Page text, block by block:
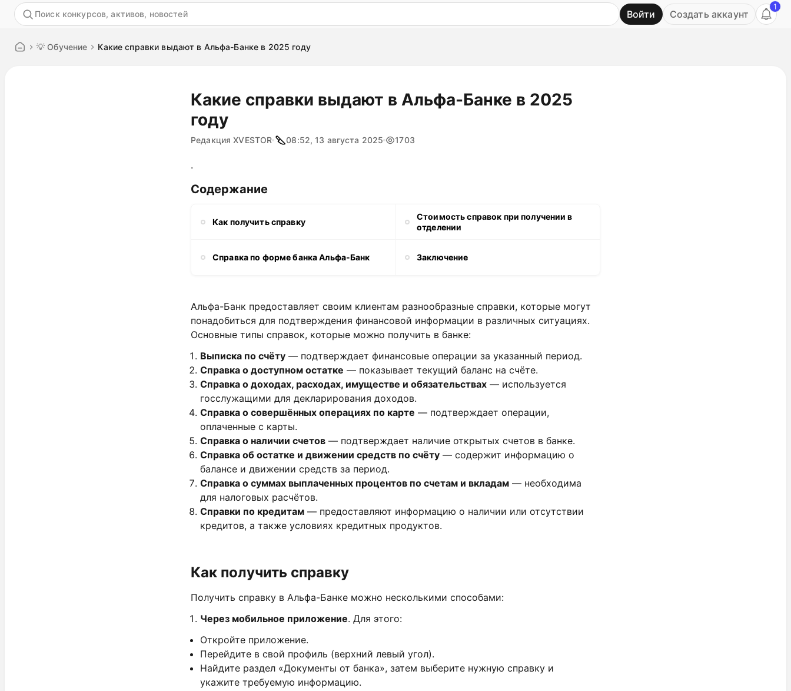
Войти Создать аккаунт
1
💡 Обучение Какие справки выдают в Альфа-Банке в 2025 году
Какие справки выдают в Альфа-Банке в 2025
году
Редакция XVESTOR 08:52, 13 августа 2025 1703
.
Содержание
Как получить справку
Стоимость справок при получении в
отделении
Справка по форме банка Альфа-Банк Заключение
Альфа-Банк предоставляет своим клиентам разнообразные справки, которые могут
понадобиться для подтверждения финансовой информации в различных ситуациях.
Основные типы справок, которые можно получить в банке:
Выписка по счёту — подтверждает финансовые операции за указанный период.
Справка о доступном остатке — показывает текущий баланс на счёте.
Справка о доходах, расходах, имуществе и обязательствах — используется
госслужащими для декларирования доходов.
Справка о совершённых операциях по карте — подтверждает операции,
оплаченные с карты.
Справка о наличии счетов — подтверждает наличие открытых счетов в банке.
Справка об остатке и движении средств по счёту — содержит информацию о
балансе и движении средств за период.
Справка о суммах выплаченных процентов по счетам и вкладам — необходима
для налоговых расчётов.
Справки по кредитам — предоставляют информацию о наличии или отсутствии
кредитов, а также условиях кредитных продуктов.
Как получить справку
Получить справку в Альфа-Банке можно несколькими способами:
Через мобильное приложение. Для этого:
Откройте приложение.
Перейдите в свой профиль (верхний левый угол).
Найдите раздел «Документы от банка», затем выберите нужную справку и
укажите требуемую информацию.